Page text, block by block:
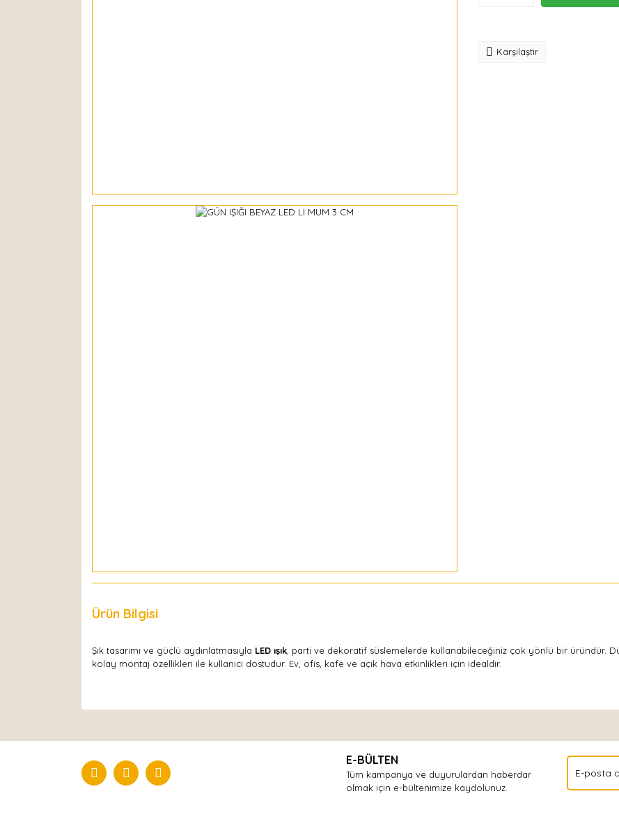
Karşılaştır
Ürün Bilgisi
Şık tasarımı ve güçlü aydınlatmasıyla LED ışık , parti ve dekoratif süslemelerde kullanabileceğiniz çok yönlü bir üründür.
kolay montaj özellikleri ile kullanıcı dostudur. Ev, ofis, kafe ve açık hava etkinlikleri için idealdir.
Yorum Yaz
E-BÜLTEN
Tüm kampanya ve duyurulardan haberdar
olmak için e-bültenimize kaydolunuz.